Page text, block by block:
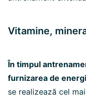
Vitamine,
În timpul
furnizarea de
se realizează cel